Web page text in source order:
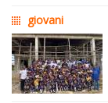
giovani